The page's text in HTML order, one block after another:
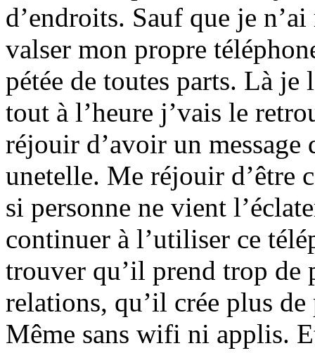
d’endroits. Sauf que je
valser mon propre
pétée de toutes parts. Là je
tout à l’heure j’vais le
réjouir d’avoir un
unetelle. Me réjouir d’être
si personne ne vient
continuer à l’utiliser ce
trouver qu’il prend trop de
relations, qu’il crée plus
Même sans wifi ni applis.